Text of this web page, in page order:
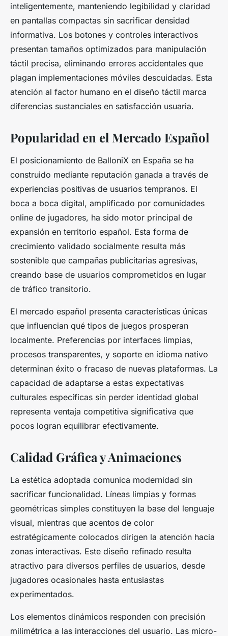
inteligentemente, manteniendo legibilidad y claridad
en pantallas compactas sin sacrificar densidad
informativa. Los botones y controles interactivos
presentan tamaños optimizados para manipulación
táctil precisa, eliminando errores accidentales que
plagan implementaciones móviles descuidadas. Esta
atención al factor humano en el diseño táctil marca
diferencias sustanciales en satisfacción usuaria.
Popularidad en el Mercado Español
El posicionamiento de BalloniX en España se ha
construido mediante reputación ganada a través de
experiencias positivas de usuarios tempranos. El
boca a boca digital, amplificado por comunidades
online de jugadores, ha sido motor principal de
expansión en territorio español. Esta forma de
crecimiento validado socialmente resulta más
sostenible que campañas publicitarias agresivas,
creando base de usuarios comprometidos en lugar
de tráfico transitorio.
El mercado español presenta características únicas
que influencian qué tipos de juegos prosperan
localmente. Preferencias por interfaces limpias,
procesos transparentes, y soporte en idioma nativo
determinan éxito o fracaso de nuevas plataformas. La
capacidad de adaptarse a estas expectativas
culturales específicas sin perder identidad global
representa ventaja competitiva significativa que
pocos logran equilibrar efectivamente.
Calidad Gráfica y Animaciones
La estética adoptada comunica modernidad sin
sacrificar funcionalidad. Líneas limpias y formas
geométricas simples constituyen la base del lenguaje
visual, mientras que acentos de color
estratégicamente colocados dirigen la atención hacia
zonas interactivas. Este diseño refinado resulta
atractivo para diversos perfiles de usuarios, desde
jugadores ocasionales hasta entusiastas
experimentados.
Los elementos dinámicos responden con precisión
milimétrica a las interacciones del usuario. Las micro-